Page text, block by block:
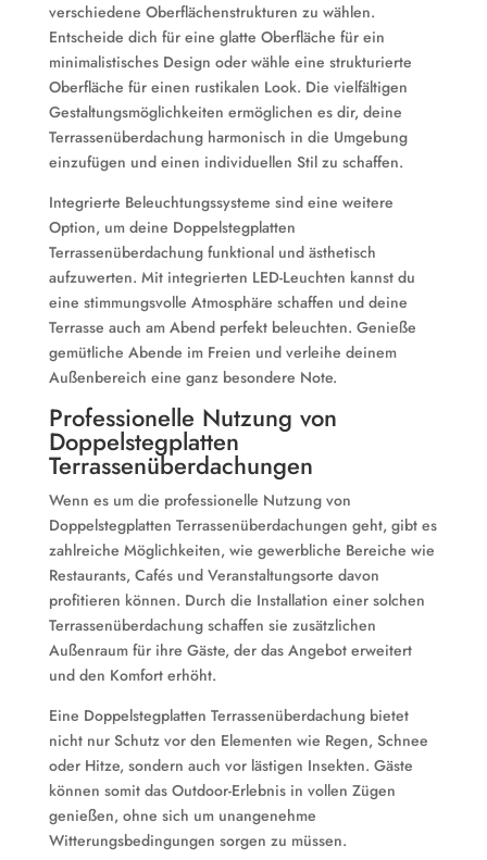
verschiedene Oberflächenstrukturen zu wählen.
Entscheide dich für eine glatte Oberfläche für ein
minimalistisches Design oder wähle eine strukturierte
Oberfläche für einen rustikalen Look. Die vielfältigen
Gestaltungsmöglichkeiten ermöglichen es dir, deine
Terrassenüberdachung harmonisch in die Umgebung
einzufügen und einen individuellen Stil zu schaffen.
Integrierte Beleuchtungssysteme sind eine weitere
Option, um deine Doppelstegplatten
Terrassenüberdachung funktional und ästhetisch
aufzuwerten. Mit integrierten LED-Leuchten kannst du
eine stimmungsvolle Atmosphäre schaffen und deine
Terrasse auch am Abend perfekt beleuchten. Genieße
gemütliche Abende im Freien und verleihe deinem
Außenbereich eine ganz besondere Note.
Professionelle Nutzung von
Doppelstegplatten
Terrassenüberdachungen
Wenn es um die professionelle Nutzung von
Doppelstegplatten Terrassenüberdachungen geht, gibt es
zahlreiche Möglichkeiten, wie gewerbliche Bereiche wie
Restaurants, Cafés und Veranstaltungsorte davon
profitieren können. Durch die Installation einer solchen
Terrassenüberdachung schaffen sie zusätzlichen
Außenraum für ihre Gäste, der das Angebot erweitert
und den Komfort erhöht.
Eine Doppelstegplatten Terrassenüberdachung bietet
nicht nur Schutz vor den Elementen wie Regen, Schnee
oder Hitze, sondern auch vor lästigen Insekten. Gäste
können somit das Outdoor-Erlebnis in vollen Zügen
genießen, ohne sich um unangenehme
Witterungsbedingungen sorgen zu müssen.